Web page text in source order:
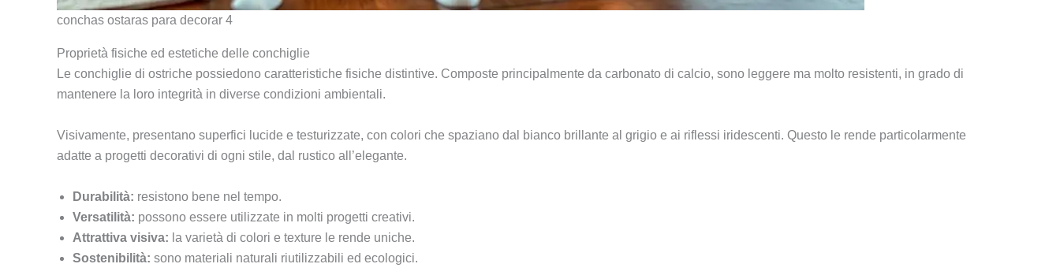
conchas ostaras para decorar 4
Proprietà fisiche ed estetiche delle conchiglie
Le conchiglie di ostriche possiedono caratteristiche fisiche distintive. Composte principalmente da carbonato di calcio, sono leggere ma molto resistenti, in grado di
mantenere la loro integrità in diverse condizioni ambientali.
Visivamente, presentano superfici lucide e testurizzate, con colori che spaziano dal bianco brillante al grigio e ai riflessi iridescenti. Questo le rende particolarmente
adatte a progetti decorativi di ogni stile, dal rustico all’elegante.
Durabilità: resistono bene nel tempo.
Versatilità: possono essere utilizzate in molti progetti creativi.
Attrattiva visiva: la varietà di colori e texture le rende uniche.
Sostenibilità: sono materiali naturali riutilizzabili ed ecologici.